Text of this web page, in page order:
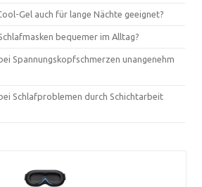
Gel auch für lange Nächte geeignet?
bequemer im Alltag?
Spannungskopfschmerzen unangenehm
Schlafproblemen durch Schichtarbeit